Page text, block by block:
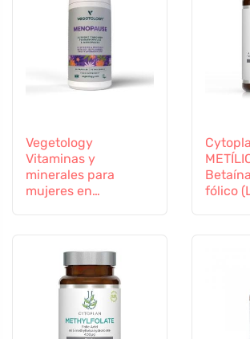
Vegetology
Vitaminas y
minerales para
mujeres en
fólico